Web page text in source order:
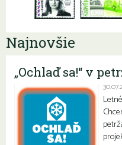
Najnovšie
„Ochlaď sa!“ v